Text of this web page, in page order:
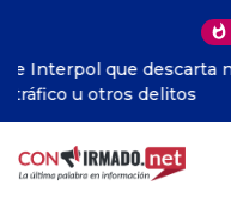
Argentina.- En
pobres